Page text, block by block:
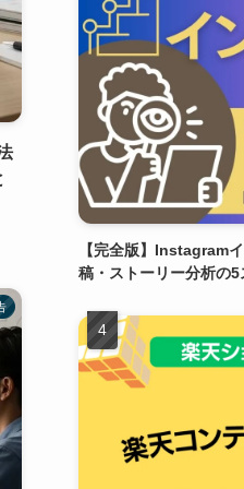
【完全版】Instagram
稿・ストーリー分析の5